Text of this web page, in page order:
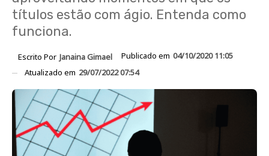
títulos estão com ágio. Entenda como
funciona.
Escrito Por Janaina Gimael Publicado em 04/10/2020 11:05
Atualizado em 29/07/2022 07:54